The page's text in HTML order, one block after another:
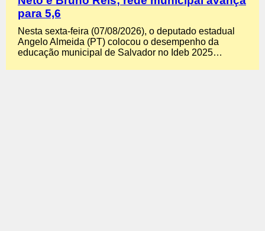
para 5,6
Nesta sexta-feira (07/08/2026), o deputado estadual
Angelo Almeida (PT) colocou o desempenho da
educação municipal de Salvador no Ideb 2025…